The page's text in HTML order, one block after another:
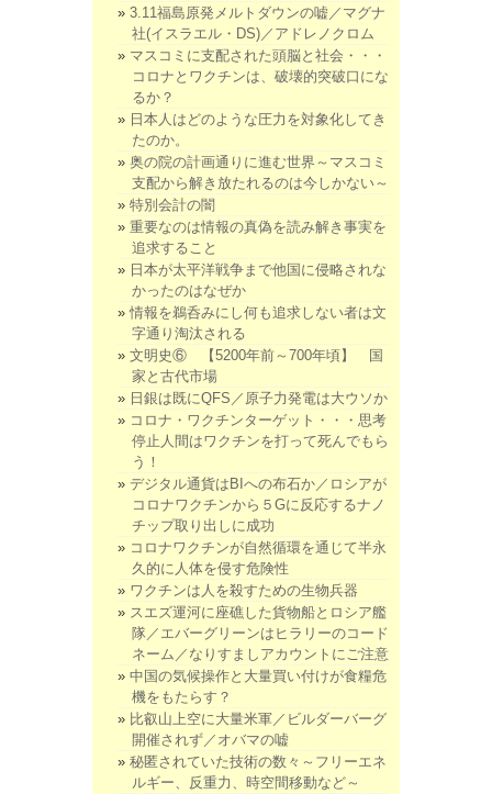
3.11福島原発メルトダウンの嘘／マグナ
社(イスラエル・DS)／アドレノクロム
マスコミに支配された頭脳と社会・・・
コロナとワクチンは、破壊的突破口にな
るか？
日本人はどのような圧力を対象化してき
たのか。
奥の院の計画通りに進む世界～マスコミ
支配から解き放たれるのは今しかない～
特別会計の闇
重要なのは情報の真偽を読み解き事実を
追求すること
日本が太平洋戦争まで他国に侵略されな
かったのはなぜか
情報を鵜呑みにし何も追求しない者は文
字通り淘汰される
文明史⑥ 【5200年前～700年頃】 国
家と古代市場
日銀は既にQFS／原子力発電は大ウソか
コロナ・ワクチンターゲット・・・思考
停止人間はワクチンを打って死んでもら
う！
デジタル通貨はBIへの布石か／ロシアが
コロナワクチンから５Gに反応するナノ
チップ取り出しに成功
コロナワクチンが自然循環を通じて半永
久的に人体を侵す危険性
ワクチンは人を殺すための生物兵器
スエズ運河に座礁した貨物船とロシア艦
隊／エバーグリーンはヒラリーのコード
ネーム／なりすましアカウントにご注意
中国の気候操作と大量買い付けが食糧危
機をもたらす？
比叡山上空に大量米軍／ビルダーバーグ
開催されず／オバマの嘘
秘匿されていた技術の数々～フリーエネ
ルギー、反重力、時空間移動など～